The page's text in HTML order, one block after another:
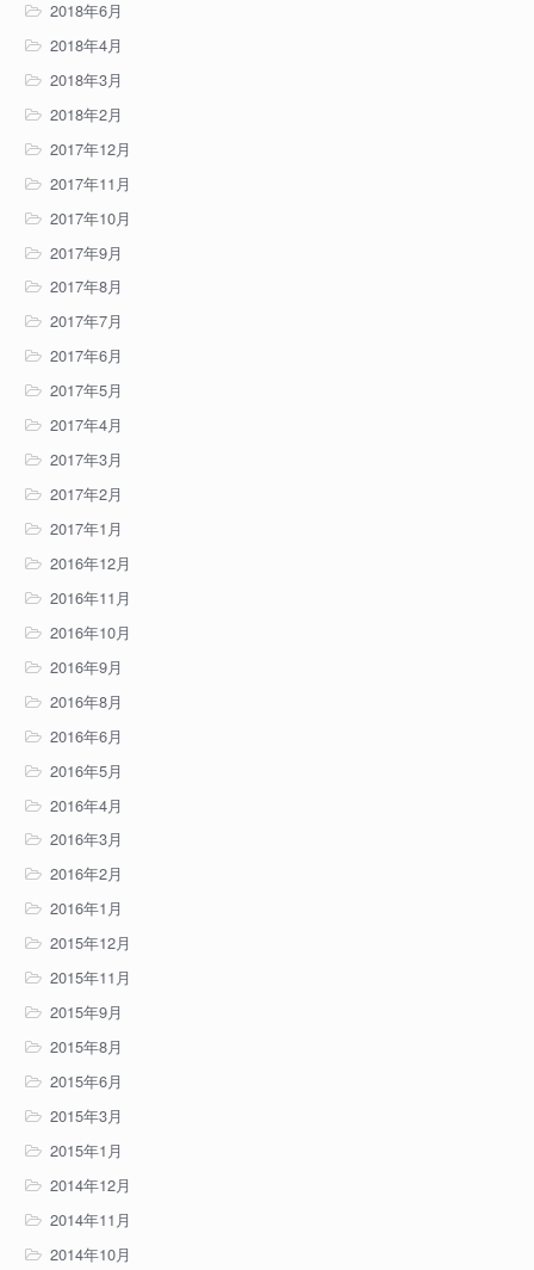
2018年6月
2018年4月
2018年3月
2018年2月
2017年12月
2017年11月
2017年10月
2017年9月
2017年8月
2017年7月
2017年6月
2017年5月
2017年4月
2017年3月
2017年2月
2017年1月
2016年12月
2016年11月
2016年10月
2016年9月
2016年8月
2016年6月
2016年5月
2016年4月
2016年3月
2016年2月
2016年1月
2015年12月
2015年11月
2015年9月
2015年8月
2015年6月
2015年3月
2015年1月
2014年12月
2014年11月
2014年10月